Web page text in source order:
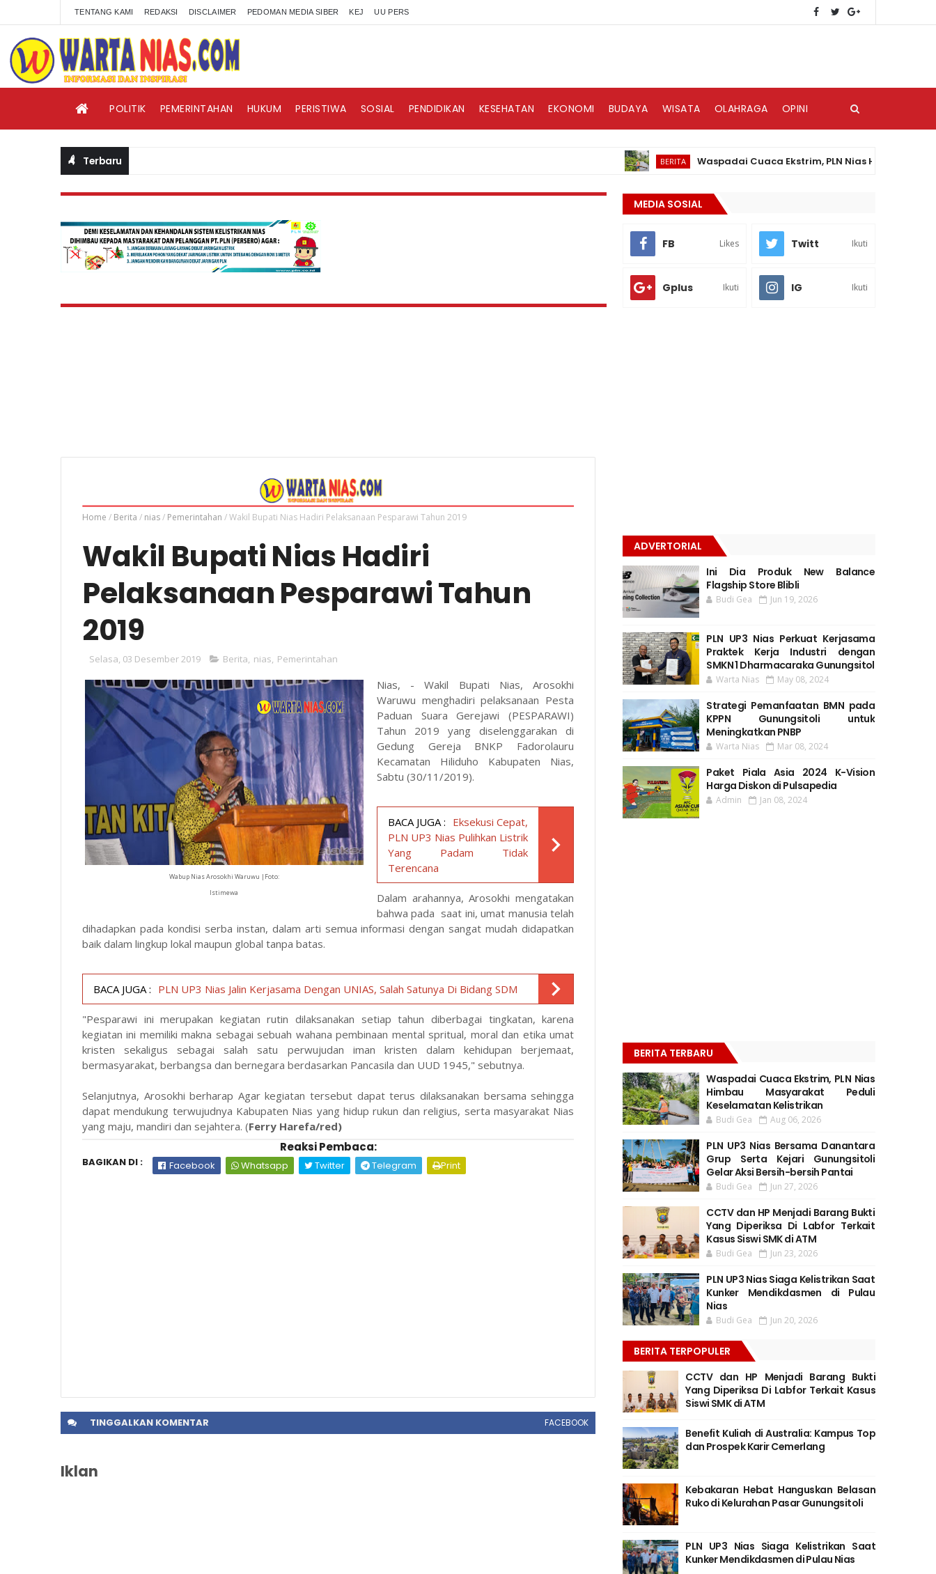
TENTANG KAMI REDAKSI DISCLAIMER PEDOMAN MEDIA SIBER KEJ UU PERS
POLITIK PEMERINTAHAN HUKUM PERISTIWA SOSIAL PENDIDIKAN KESEHATAN EKONOMI BUDAYA WISATA OLAHRAGA OPINI
Terbaru BERITA Waspadai Cuaca Ekstrim, PLN Nias Himbau
Home / Berita / nias/ Pemerintahan /Wakil Bupati Nias Hadiri Pelaksanaan Pesparawi Tahun 2019
Wakil Bupati Nias Hadiri
Pelaksanaan Pesparawi Tahun
2019
Selasa, 03 Desember 2019 Berita nias Pemerintahan
Wabup Nias Arosokhi Waruwu |Foto:
Istimewa
Nias, - Wakil Bupati Nias, Arosokhi
Waruwu menghadiri pelaksanaan Pesta
Paduan Suara Gerejawi (PESPARAWI)
Tahun 2019 yang diselenggarakan di
Gedung Gereja BNKP Fadorolauru
Kecamatan Hiliduho Kabupaten Nias,
Sabtu (30/11/2019).
BACA JUGA : Eksekusi Cepat,
PLN UP3 Nias Pulihkan Listrik
Yang Padam Tidak
Terencana
Dalam arahannya, Arosokhi mengatakan
bahwa pada saat ini, umat manusia telah
dihadapkan pada kondisi serba instan, dalam arti semua informasi dengan sangat mudah didapatkan
baik dalam lingkup lokal maupun global tanpa batas.
BACA JUGA : PLN UP3 Nias Jalin Kerjasama Dengan UNIAS, Salah Satunya Di Bidang SDM
"Pesparawi ini merupakan kegiatan rutin dilaksanakan setiap tahun diberbagai tingkatan, karena
kegiatan ini memiliki makna sebagai sebuah wahana pembinaan mental spritual, moral dan etika umat
kristen sekaligus sebagai salah satu perwujudan iman kristen dalam kehidupan berjemaat,
bermasyarakat, berbangsa dan bernegara berdasarkan Pancasila dan UUD 1945," sebutnya.
Selanjutnya, Arosokhi berharap Agar kegiatan tersebut dapat terus dilaksanakan bersama sehingga
dapat mendukung terwujudnya Kabupaten Nias yang hidup rukun dan religius, serta masyarakat Nias
yang maju, mandiri dan sejahtera. (Ferry Harefa/red)
Reaksi Pembaca:
BAGIKAN DI : Facebook Whatsapp Twitter Telegram Print
TINGGALKAN KOMENTAR FACEBOOK
Iklan
MEDIA SOSIAL
FB Likes Twitt Ikuti
Gplus Ikuti IG Ikuti
ADVERTORIAL
Ini Dia Produk New Balance
Flagship Store Blibli
Budi Gea Jun 19, 2026
PLN UP3 Nias Perkuat Kerjasama
Praktek Kerja Industri dengan
SMKN 1 Dharmacaraka Gunungsitol
Warta Nias May 08, 2024
Strategi Pemanfaatan BMN pada
KPPN Gunungsitoli untuk
Meningkatkan PNBP
Warta Nias Mar 08, 2024
Paket Piala Asia 2024 K-Vision
Harga Diskon di Pulsapedia
Admin Jan 08, 2024
BERITA TERBARU
Waspadai Cuaca Ekstrim, PLN Nias
Himbau Masyarakat Peduli
Keselamatan Kelistrikan
Budi Gea Aug 06, 2026
PLN UP3 Nias Bersama Danantara
Grup Serta Kejari Gunungsitoli
Gelar Aksi Bersih-bersih Pantai
Budi Gea Jun 27, 2026
CCTV dan HP Menjadi Barang Bukti
Yang Diperiksa Di Labfor Terkait
Kasus Siswi SMK di ATM
Budi Gea Jun 23, 2026
PLN UP3 Nias Siaga Kelistrikan Saat
Kunker Mendikdasmen di Pulau
Nias
Budi Gea Jun 20, 2026
BERITA TERPOPULER
CCTV dan HP Menjadi Barang Bukti
Yang Diperiksa Di Labfor Terkait Kasus
Siswi SMK di ATM
Benefit Kuliah di Australia: Kampus Top
dan Prospek Karir Cemerlang
Kebakaran Hebat Hanguskan Belasan
Ruko di Kelurahan Pasar Gunungsitoli
PLN UP3 Nias Siaga Kelistrikan Saat
Kunker Mendikdasmen di Pulau Nias